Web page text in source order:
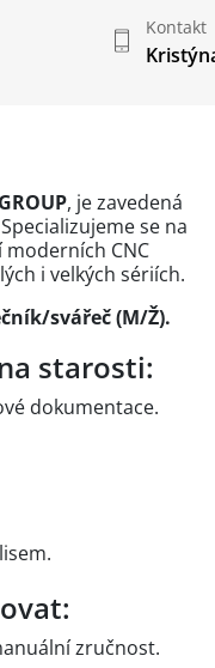
Kontakt
, je zavedená
se na
CNC
i velkých sériích.
svářeč (M/Ž).
starosti:
dokumentace.
zručnost.